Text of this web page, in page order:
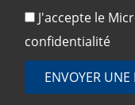
J'accepte le
confidentialité
ENVOYER